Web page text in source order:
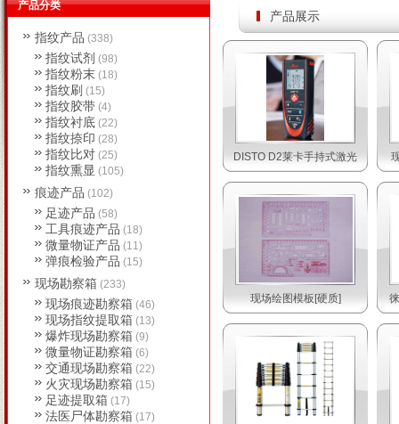
产品展示
DISTO D2莱卡手持式激光
现场绘图模板[硬质]
产品分类
指纹产品 (338)
指纹试剂 (98)
指纹粉末 (18)
指纹刷 (15)
指纹胶带 (4)
指纹衬底 (22)
指纹捺印 (28)
指纹比对 (25)
指纹熏显 (105)
痕迹产品 (102)
足迹产品 (58)
工具痕迹产品 (18)
微量物证产品 (11)
弹痕检验产品 (15)
现场勘察箱 (233)
现场痕迹勘察箱 (46)
现场指纹提取箱 (13)
爆炸现场勘察箱 (9)
微量物证勘察箱 (6)
交通现场勘察箱 (22)
火灾现场勘察箱 (15)
足迹提取箱 (17)
法医尸体勘察箱 (17)